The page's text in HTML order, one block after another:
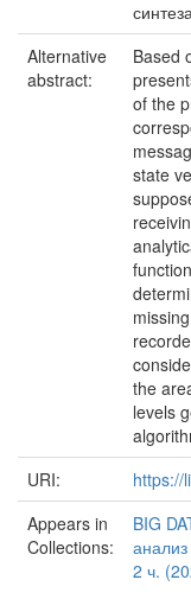
Alternative
abstract:
Based
of the
state
the
levels
URI:
https://
Appears in
Collections:
BIG
2 ч.